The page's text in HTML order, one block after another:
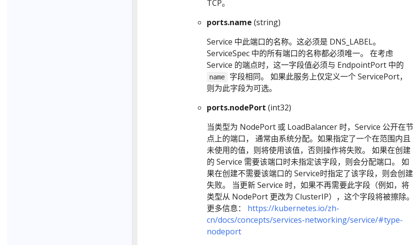
TCP。
ports.name (string)
Service 中此端口的名称。这必须是 DNS_LABEL。
ServiceSpec 中的所有端口的名称都必须唯一。 在考虑
Service 的端点时，这一字段值必须与 EndpointPort 中的
name
字段相同。 如果此服务上仅定义一个 ServicePort，
则为此字段为可选。
ports.nodePort (int32)
当类型为 NodePort 或 LoadBalancer 时，Service 公开在节
点上的端口， 通常由系统分配。如果指定了一个在范围内且
未使用的值，则将使用该值，否则操作将失败。 如果在创建
的 Service 需要该端口时未指定该字段，则会分配端口。 如
果在创建不需要该端口的 Service时指定了该字段，则会创建
失败。 当更新 Service 时，如果不再需要此字段（例如，将
类型从 NodePort 更改为 ClusterIP），这个字段将被擦除。
更多信息： https://kubernetes.io/zh-
cn/docs/concepts/services-networking/service/#type-
nodeport